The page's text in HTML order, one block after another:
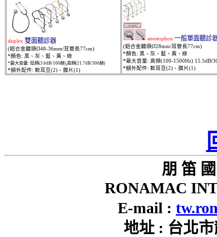
duplex 雙面聽診器
(鋁合金聽頭Ø48-36mm/耳管長77cm)
*顏色: 黑、灰、藍、黃、綠
*最大音量: 低頻(3.6dB/100赫),高頻(21.7dB/300赫)
*額外配件: 軟耳豆(2)、膜片(1)
anestophon 一般單面聽診
(鋁合金聽頭Ø28mm/耳管長77cm)
*顏色: 黑、灰、藍、黃、綠
*最大音量: 高頻(100-1500Hz) 15.5dB/
*額外配件: 軟耳豆(2)、膜片(1)
朋 笛
RONAMAC
E-mail :
地址 : 台北